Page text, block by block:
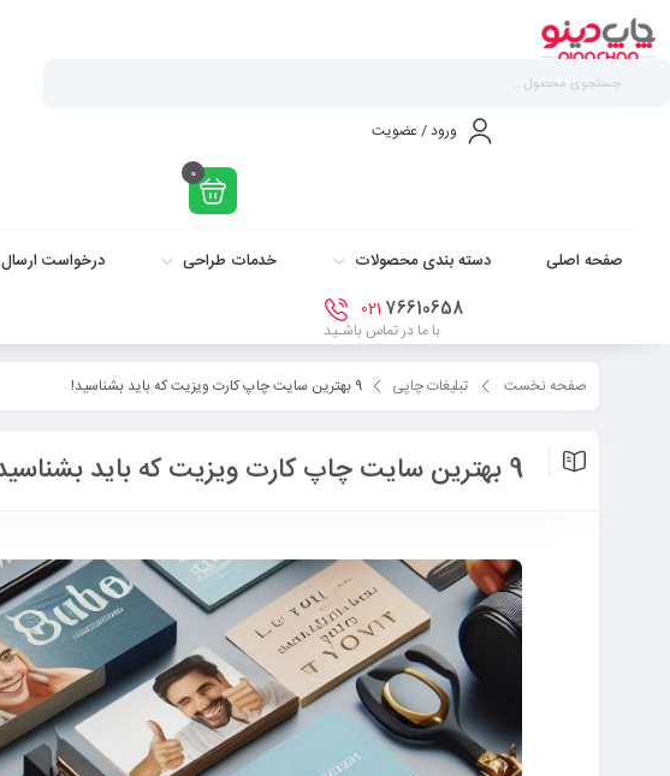
ورود / عضویت
0
صفحه اصلی دسته بندی محصولات خدمات طراحی درخواست ارسال
76610658
021
با ما در تماس باشـید
صفحه نخست تبلیغات چاپی 9 بهترین سایت چاپ کارت ویزیت که باید بشناسید!
9 بهترین سایت چاپ کارت ویزیت که باید بشناسید!